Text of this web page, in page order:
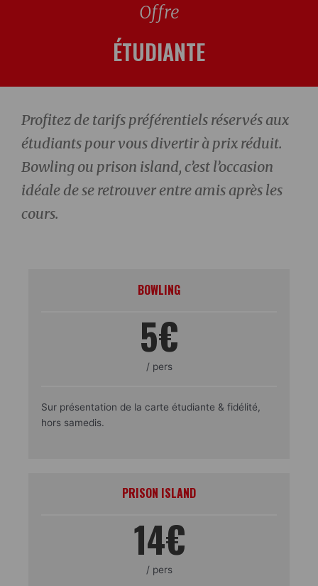
Offre
ÉTUDIANTE
Profitez de tarifs préférentiels réservés aux
étudiants pour vous divertir à prix réduit.
Bowling ou prison island, c’est l’occasion
idéale de se retrouver entre amis après les
cours.
BOWLING
5€
/ pers
Sur présentation de la carte étudiante & fidélité,
hors samedis.
PRISON ISLAND
14€
/ pers